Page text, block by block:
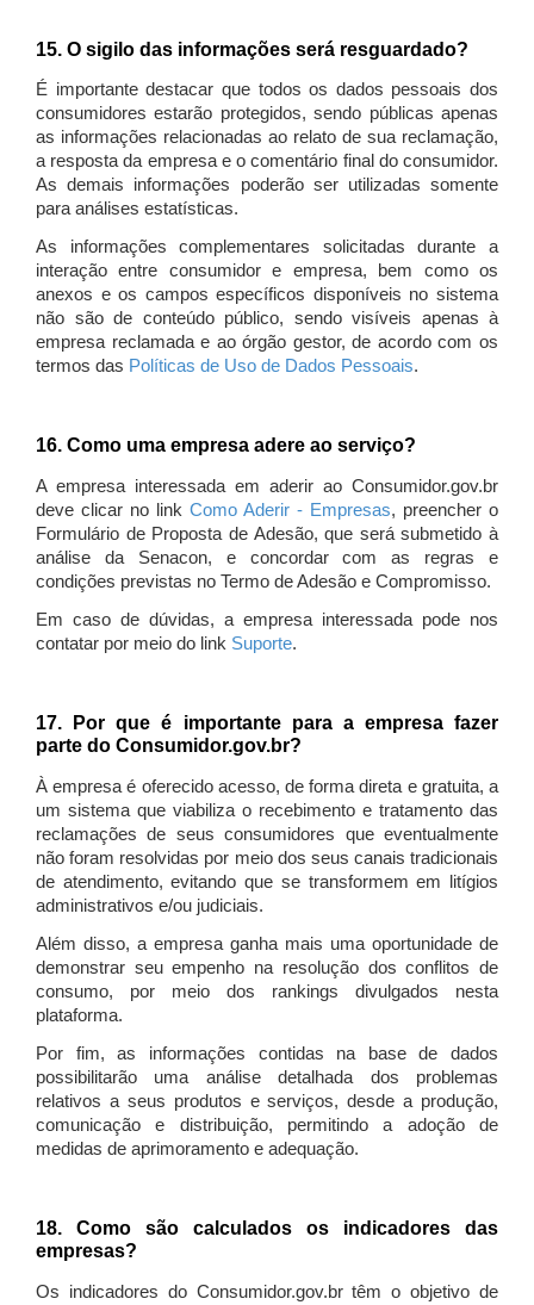
15. O sigilo das informações será resguardado?
É importante destacar que todos os dados pessoais dos
consumidores estarão protegidos, sendo públicas apenas
as informações relacionadas ao relato de sua reclamação,
a resposta da empresa e o comentário final do consumidor.
As demais informações poderão ser utilizadas somente
para análises estatísticas.
As informações complementares solicitadas durante a
interação entre consumidor e empresa, bem como os
anexos e os campos específicos disponíveis no sistema
não são de conteúdo público, sendo visíveis apenas à
empresa reclamada e ao órgão gestor, de acordo com os
termos das Políticas de Uso de Dados Pessoais.
16. Como uma empresa adere ao serviço?
A empresa interessada em aderir ao Consumidor.gov.br
deve clicar no link Como Aderir - Empresas, preencher o
Formulário de Proposta de Adesão, que será submetido à
análise da Senacon, e concordar com as regras e
condições previstas no Termo de Adesão e Compromisso.
Em caso de dúvidas, a empresa interessada pode nos
contatar por meio do link Suporte.
17. Por que é importante para a empresa fazer
parte do Consumidor.gov.br?
À empresa é oferecido acesso, de forma direta e gratuita, a
um sistema que viabiliza o recebimento e tratamento das
reclamações de seus consumidores que eventualmente
não foram resolvidas por meio dos seus canais tradicionais
de atendimento, evitando que se transformem em litígios
administrativos e/ou judiciais.
Além disso, a empresa ganha mais uma oportunidade de
demonstrar seu empenho na resolução dos conflitos de
consumo, por meio dos rankings divulgados nesta
plataforma.
Por fim, as informações contidas na base de dados
possibilitarão uma análise detalhada dos problemas
relativos a seus produtos e serviços, desde a produção,
comunicação e distribuição, permitindo a adoção de
medidas de aprimoramento e adequação.
18. Como são calculados os indicadores das
empresas?
Os indicadores do Consumidor.gov.br têm o objetivo de